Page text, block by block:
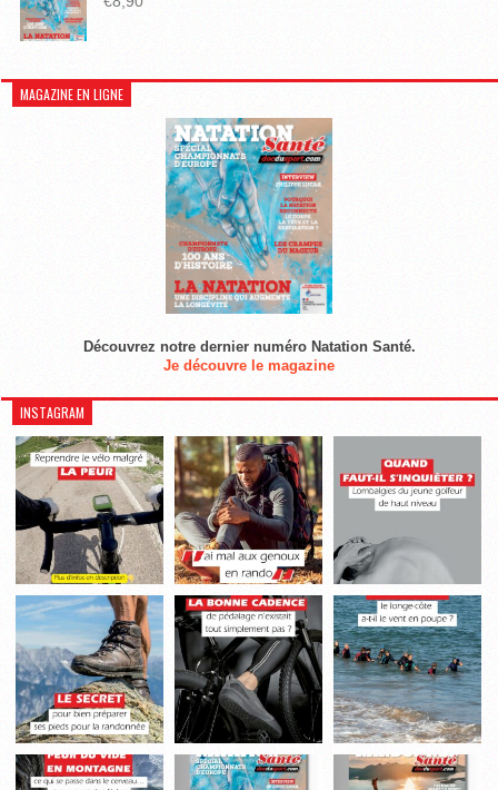
MAGAZINE EN LIGNE
Découvrez notre dernier numéro Natation Santé.
Je découvre le magazine
INSTAGRAM